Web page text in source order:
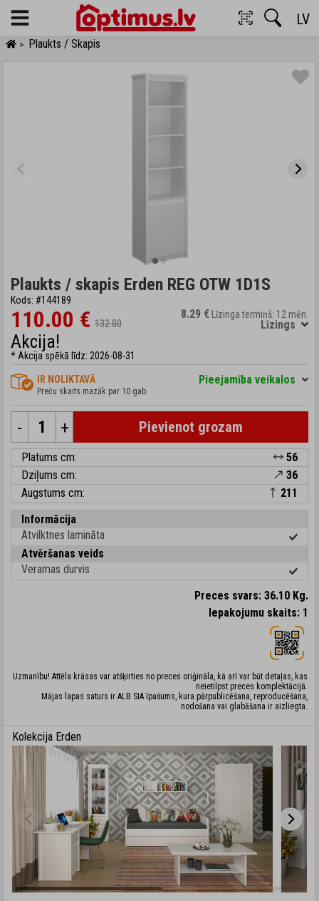
Menu LV
> Plaukts / Skapis
Plaukts / skapis Erden REG OTW 1D1S
Kods: #144189
110.00 € 132.00
Akcija!
* Akcija spēkā līdz: 2026-08-31
8.29 € Līzinga termiņš: 12 mēn.
Līzings
IR NOLIKTAVĀ
Preču skaits mazāk par 10 gab.
Pieejamība veikalos
- + Pievienot grozam
Platums cm:
56
Dziļums cm:
36
Augstums cm:
211
Informācija
Atvilktnes lamināta
Atvēršanas veids
Veramas durvis
Preces svars: 36.10 Kg.
Iepakojumu skaits: 1
Uzmanību! Attēla krāsas var atšķirties no preces oriģināla, kā arī var būt detaļas, kas
neietilpst preces komplektācijā.
Mājas lapas saturs ir ALB SIA īpašums, kura pārpublicēšana, reproducēšana,
nodošana vai glabāšana ir aizliegta.
Kolekcija Erden